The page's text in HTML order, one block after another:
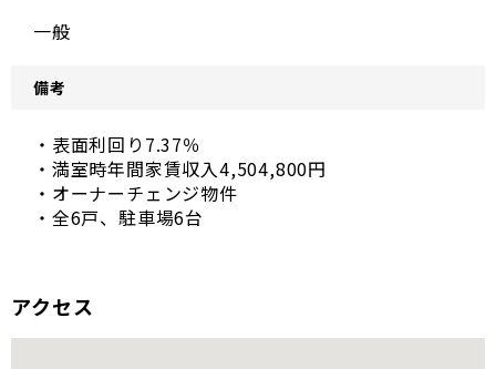
一般
備考
・表面利回り7.37％
・満室時年間家賃収入4,504,800円
・オーナーチェンジ物件
・全6戸、駐車場6台
アクセス